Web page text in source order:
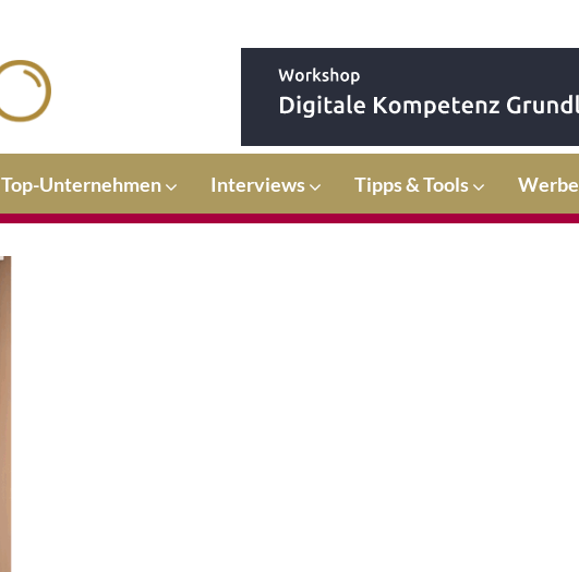
Top-Unternehmen Interviews Tipps & Tools